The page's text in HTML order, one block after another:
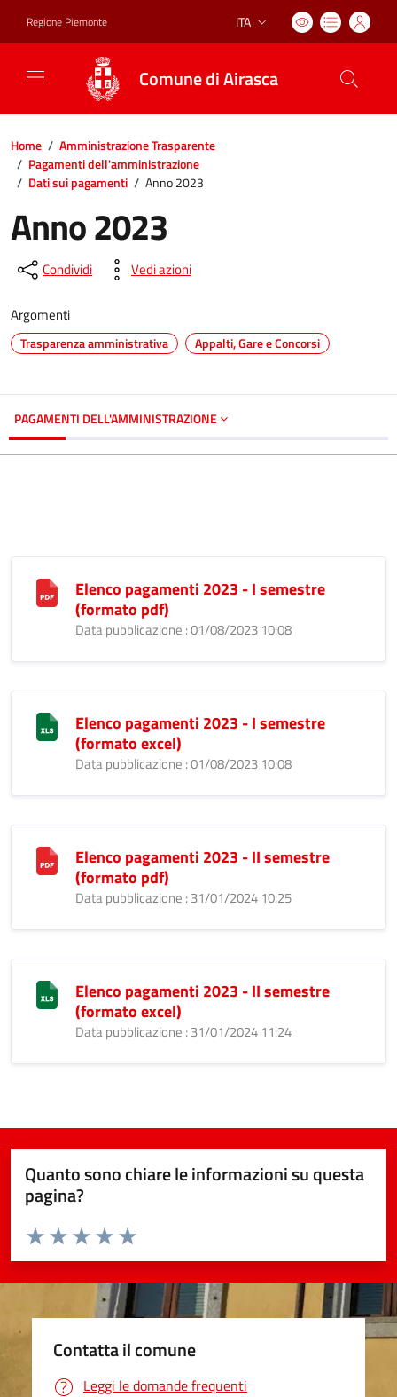
Regione Piemonte Lingua attiva:
ITA
Comune di Airasca
Home / Amministrazione Trasparente
/ Pagamenti dell'amministrazione
/ Dati sui pagamenti / Anno 2023
Anno 2023
Condividi Vedi azioni
Argomenti
Trasparenza amministrativa Appalti, Gare e Concorsi
PAGAMENTI DELL'AMMINISTRAZIONE
Elenco pagamenti 2023 - I semestre
(formato pdf)
Data pubblicazione : 01/08/2023 10:08
Elenco pagamenti 2023 - I semestre
(formato excel)
Data pubblicazione : 01/08/2023 10:08
Elenco pagamenti 2023 - II semestre
(formato pdf)
Data pubblicazione : 31/01/2024 10:25
Elenco pagamenti 2023 - II semestre
(formato excel)
Data pubblicazione : 31/01/2024 11:24
Quanto sono chiare le informazioni su questa
pagina?
Valuta da 1 a 5 stelle la pagina
Valuta 5 stelle su 5
Valuta 4 stelle su 5
Valuta 3 stelle su 5
Valuta 2 stelle su 5
Valuta 1 stelle su 5
Contatta il comune
Leggi le domande frequenti